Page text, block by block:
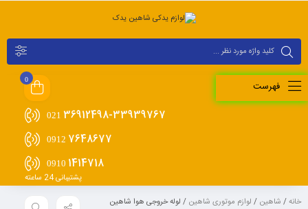
فهرست 0
36912498-33939767
021
7648677
0912
1414718
0910
پشتیبانی 24 ساعته
خانه/شاهین/ لوازم موتوری شاهین/ لوله خروجی هوا شاهین